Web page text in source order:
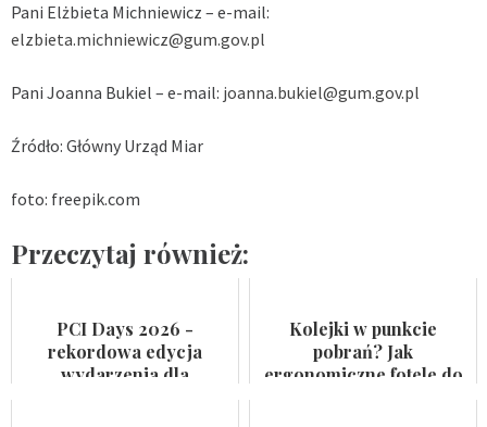
Pani Elżbieta Michniewicz – e-mail:
elzbieta.michniewicz@gum.gov.pl
Pani Joanna Bukiel – e-mail: joanna.bukiel@gum.gov.pl
Źródło: Główny Urząd Miar
foto: freepik.com
Przeczytaj również:
PCI Days 2026 -
rekordowa edycja
wydarzenia dla
Kolejki w punkcie
pobrań? Jak
ergonomiczne fotele do